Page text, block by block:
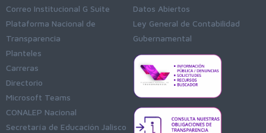
Correo Institucional G Suite
Plataforma Nacional de
Transparencia
Planteles
Carreras
Directorio
Microsoft Teams
CONALEP Nacional
Secretaría de Educación Jalisco
Datos Abiertos
Ley General de Contabilidad
Gubernamental